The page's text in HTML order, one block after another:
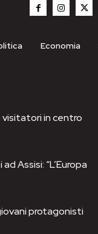
Economia
visitatori in centro
Assisi: “L’Europa
protagonisti